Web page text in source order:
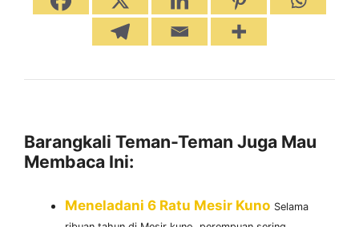
Barangkali Teman-Teman Juga Mau
Membaca Ini:
Meneladani 6 Ratu Mesir Kuno Selama